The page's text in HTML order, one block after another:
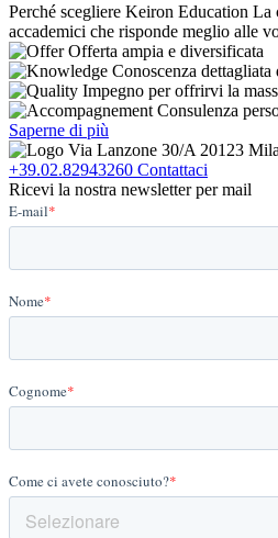
Perché scegliere Keiron Education La
accademici che risponde meglio alle
Offerta ampia e diversificata
Conoscenza
Impegno per offrirvi la
Consulenza
Saperne di più
Via Lanzone 30/A 20123
+39.02.82943260 Contattaci
Ricevi la nostra newsletter per mail